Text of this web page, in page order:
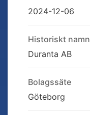
2024-12-06
Historiskt namn
Duranta AB
Bolagssäte
Göteborg